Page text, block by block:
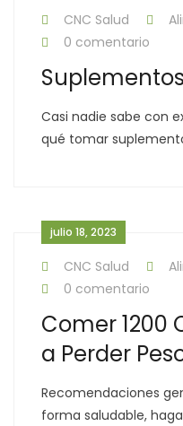
CNC Salud
0 comentario
Casi nadie sabe con
qué tomar
julio 18, 2023
CNC Salud
0 comentario
Comer 1200
a Perder
Recomendaciones
forma saludable,